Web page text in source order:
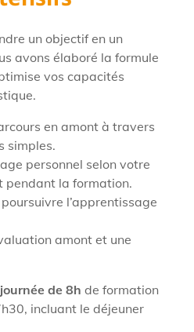
un objectif en un
avons élaboré la formule
vos capacités
en amont à travers
simples.
personnel selon votre
pendant la formation.
l’apprentissage
amont et une
de 8h de formation
incluant le déjeuner